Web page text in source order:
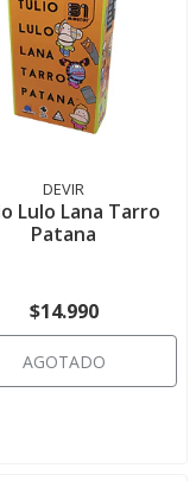
DEVIR
Lulo Lana Tarro
Patana
$14.990
AGOTADO